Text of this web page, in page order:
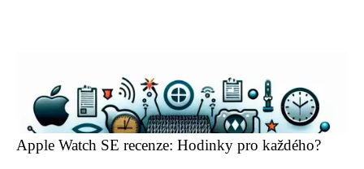
Apple Watch SE recenze: Hodinky pro každého?